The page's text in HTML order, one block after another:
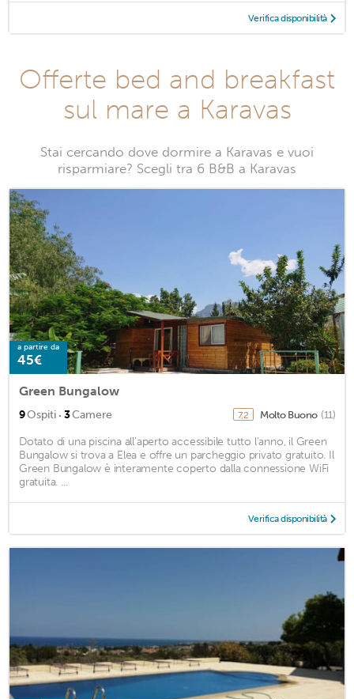
Verifica disponibilità
Offerte bed and breakfast
sul mare a Karavas
Stai cercando dove dormire a Karavas e vuoi
risparmiare? Scegli tra 6 B&B a Karavas
a partire da
45€
Green Bungalow
9Ospiti · 3Camere 7,2 Molto Buono (11)
Dotato di una piscina all'aperto accessibile tutto l'anno, il Green
Bungalow si trova a Elea e offre un parcheggio privato gratuito. Il
Green Bungalow è interamente coperto dalla connessione WiFi
gratuita. ...
Verifica disponibilità